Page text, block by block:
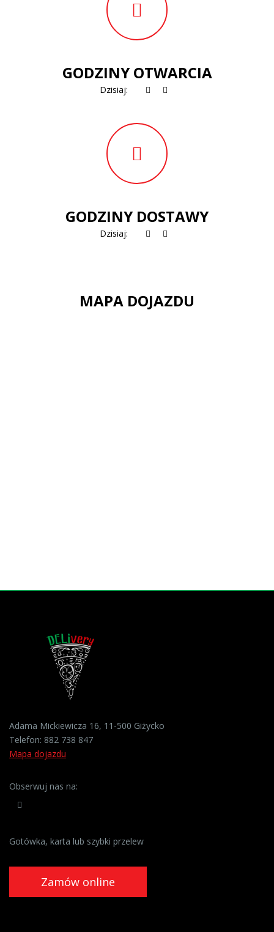
GODZINY OTWARCIA
Dzisiaj:
GODZINY DOSTAWY
Dzisiaj:
MAPA DOJAZDU
Adama Mickiewicza 16, 11-500 Giżycko
Telefon: 882 738 847
Mapa dojazdu
Obserwuj nas na:
Gotówka, karta lub szybki przelew
Zamów online